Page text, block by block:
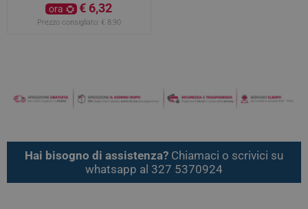
ora € 6,32
Prezzo consigliato: € 8,90
Hai bisogno di assistenza? Chiamaci o scrivici su
whatsapp al 327 5370924